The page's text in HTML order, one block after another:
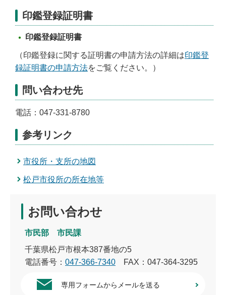
印鑑登録証明書
印鑑登録証明書
（印鑑登録に関する証明書の申請方法の詳細は印鑑登
録証明書の申請方法をご覧ください。）
問い合わせ先
電話：047-331-8780
参考リンク
市役所・支所の地図
松戸市役所の所在地等
お問い合わせ
市民部 市民課
千葉県松戸市根本387番地の5
電話番号： 047-366-7340 FAX：047-364-3295
専用フォームからメールを送る